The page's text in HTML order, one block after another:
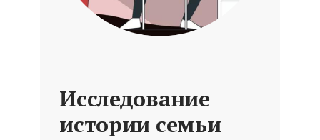
Исследование
истории семьи